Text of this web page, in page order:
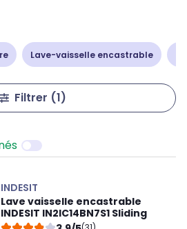
Lave-vaisselle encastrable
Filtrer (1)
INDESIT
Lave vaisselle encastrable
INDESIT IN2IC14BN7S1 Sliding